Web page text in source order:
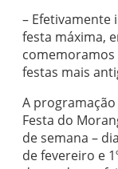
– Efetivamente
festa máxima,
comemoramos
festas mais
A programação
Festa do
de semana –
de fevereiro e